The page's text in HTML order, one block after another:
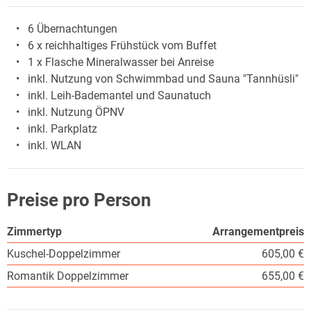
6 Übernachtungen
6 x reichhaltiges Frühstück vom Buffet
1 x Flasche Mineralwasser bei Anreise
inkl. Nutzung von Schwimmbad und Sauna "Tannhüsli"
inkl. Leih-Bademantel und Saunatuch
inkl. Nutzung ÖPNV
inkl. Parkplatz
inkl. WLAN
Preise pro Person
Zimmertyp
Arrangementpreis
Kuschel-Doppelzimmer
605,00 €
Romantik Doppelzimmer
655,00 €